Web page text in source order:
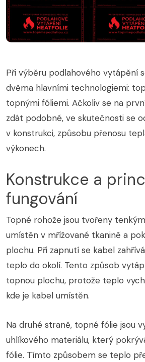
Při výběru podlahového vytápění
dvěma hlavními technologiemi:
topnými fóliemi. Ačkoliv se na
zdát podobné, ve skutečnosti se
v konstrukci, způsobu přenosu
výkonech.
Konstrukce a
fungování
Topné rohože jsou tvořeny
umístěn v mřížované tkanině a
plochu. Při zapnutí se kabel
teplo do okolí. Tento způsob
topnou plochu, protože teplo
kde je kabel umístěn.
Na druhé straně, topné fólie jsou
uhlíkového materiálu, který
fólie. Tímto způsobem se teplo